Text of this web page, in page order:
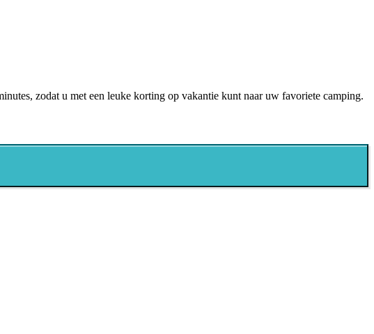
zodat u met een leuke korting op vakantie kunt naar uw favoriete camping.